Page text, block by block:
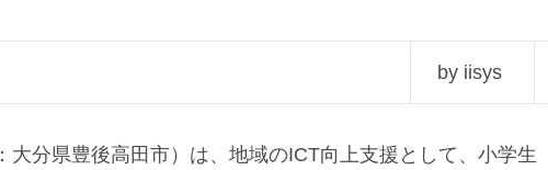
by iisys
大分県豊後高田市）は、地域のICT向上支援として、小学生